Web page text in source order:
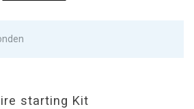
starting Kit